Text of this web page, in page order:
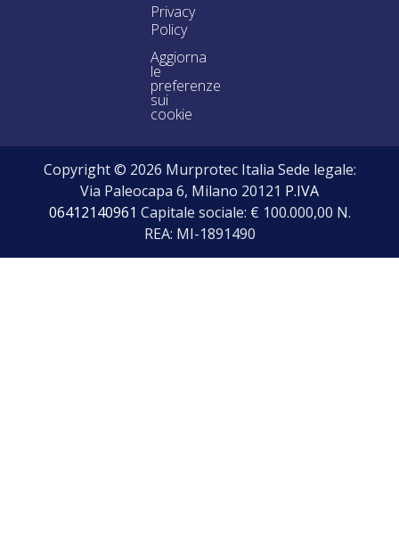
Privacy
Policy
Aggiorna
le
preferenze
sui
cookie
Copyright © 2026 Murprotec Italia Sede legale:
Via Paleocapa 6, Milano 20121 P.IVA
06412140961 Capitale sociale: € 100.000,00 N.
REA: MI-1891490